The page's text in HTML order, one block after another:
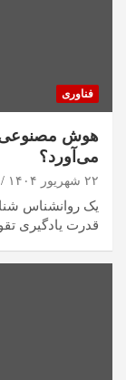
فناوری
هوش مصنوعی
می‌آورد؟
۲۲ شهریور ۱۴۰۴
یک روانشناس
قدرت یادگیری